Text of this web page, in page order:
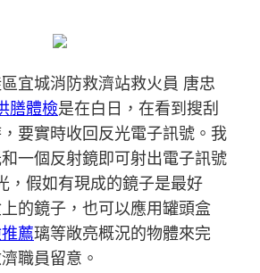
宜城消防救濟站救火員 唐忠
膳體檢是在白日，在看到搜刮
要實時收回反光電子訊號。我
一個反射鏡即可射出電子訊號
，假如有現成的鏡子是最好
的鏡子，也可以應用罐頭盒
薦璃等敞亮概況的物體來完
職員留意。